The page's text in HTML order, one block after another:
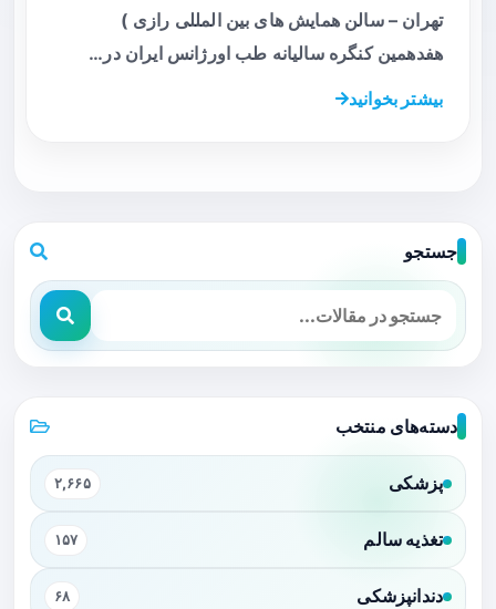
تهران – سالن همایش های بین المللی رازی )
هفدهمین کنگره سالیانه طب اورژانس ایران در…
بیشتر بخوانید
جستجو
دسته‌های منتخب
پزشکی ۲,۶۶۵
تغذیه سالم ۱۵۷
دندانپزشکی ۶۸